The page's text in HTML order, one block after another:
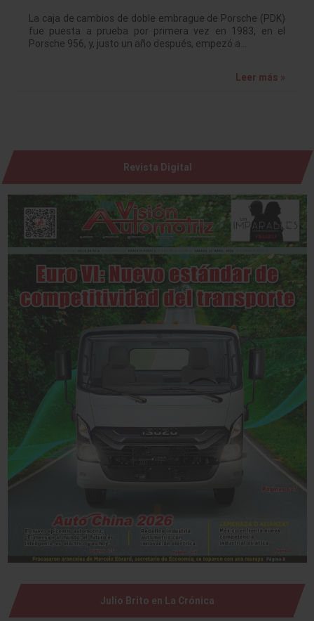
La caja de cambios de doble embrague de Porsche (PDK)
fue puesta a prueba por primera vez en 1983, en el
Porsche 956, y, justo un año después, empezó a…
Leer más »
Revista Digital
Julio Brito en La Crónica